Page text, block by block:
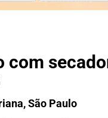
com
São Paulo